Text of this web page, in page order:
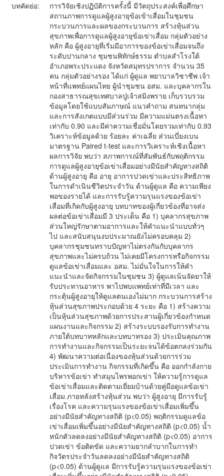
บทคัดย่อ:
การวิจัยเชิงปฏิบัติการครั้งนี้ มีวัตถุประสงค์เพื่อศึกษา
สถานภาพการดูแลผู้สูงอายุข้อเข้าเสื่อมในชุมชน
กระบวนการและผลของกระบวนการ สร้างหุ้นส่วน
สุขภาพเพื่อการดูแลผู้สูงอายุข้อเข่าเสื่อม กลุ่มตัวอย่าง
หลัก คือ ผู้สูงอายุที่เริ่มมีอาการของข้อเข่าเสื่อมจนถึง
ระดับปานกลาง ชุมชนพิทักษ์ธรรม ตำบลสำโรงใต้
อำเภอพระประแดง จังหวัดสมุทรปราการ จำนวน 35
คน กลุ่มตัวอย่างรอง ได้แก่ ผู้ดูแล พยาบาลวิชาชีพ เจ้า
หน้าที่แพทย์แผนไทย ผู้นำชุมชน อสม. และบุคลากรใน
กองสาธารณสุขเทศบาลปู่เจ้าสมิงพราย เก็บรวบรวม
ข้อมูลโดยใช้แบบสัมภาษณ์ แนวคำถาม สนทนากลุ่ม
และการสังเกตแบบมีส่วนร่วม มีความแม่นตรงเนื้อหา
เท่ากับ 0.90 และมีค่าความเชื่อมั่นโดยรวมเท่ากับ 0.93
วิเคราะห์ข้อมูลด้วย ร้อยละ ค่าเฉลี่ย ส่วนเบี่ยงเบน
มาตรฐาน Paired t-test และการวิเคราะห์เชิงเนื้อหา
ผลการวิจัย พบว่า สภาพการณ์ที่สัมพันธ์กับพฤติกรรม
การดูแลผู้สูงอายุข้อเข่าเสื่อมอย่างมีนัยสำคัญทางสถิติ
ด้านผู้สูงอายุ คือ อายุ อาการปวดเข่าและประสิทธิภาพ
ในการดำเนินชีวิตประจำวัน ด้านผู้ดูแล คือ ความเพียง
พอของรายได้ และการรับรู้ความรุนแรงของข้อเข่า
เสื่อมที่เกิดกับผู้สูงอายุ บทบาทของผู้เกี่ยวข้องที่อาจส่ง
ผลต่อข้อเข่าเสื่อมมี 3 ประเด็น คือ 1) บุคลากรสุขภาพ
ส่วนใหญ่รักษาตามอาการและให้คำแนะนำแบบทั่วๆ
ไป และสนับสนุนงบประมาณยังไม่ครอบคลุม 2)
บุคลากรชุมชนทราบปัญหาไม่ตรงกันกับบุคลากร
สุขภาพและไม่ครบถ้วน ไม่เคยมีโครงการหรือกิจกรรม
ดูแลข้อเข่าเสื่อมและ อสม. ไม่มั่นใจในการให้คำ
แนะนำและจัดกิจกรรมในชุมชน 3) ผู้ดูแลเน้นจัดยาให้
รับประทานอาหาร พาไปพบแพทย์เท่าที่มีเวลา และ
กระตุ้นผู้สูงอายุให้ดูแลตนเองไม่มาก กระบวนการสร้าง
หุ้นส่วนสุขภาพประกอบด้วย 4 ระยะ คือ 1) สร้างความ
เป็นหุ้นส่วนสุขภาพด้วยการประสานผู้เกี่ยวข้องกำหนด
แผนงานและกิจกรรม 2) สร้างระบบรองรับการทำงาน
ภายใต้บทบาทหลักและบทบาทรอง 3) ประเมินคุณภาพ
การทำงานและกิจกรรมเป็นระยะจนได้ข้อตกลงร่วมกัน
4) พัฒนาความต่อเนื่องของหุ้นส่วนด้วยการร่วม
ประเมินการทำงาน กิจกรรมที่เกิดขึ้น คือ ออกกำลังกาย
บริหารข้อเข่า ทำสมุนไพรพอกเข่า ให้ความรู้การดูแล
ข้อเข่าเสื่อมและติดตามเยี่ยมบ้านด้วยคู่มือดูแลข้อเข่า
เสื่อม ภายหลังสร้างหุ้นส่วน พบว่า ผู้สูงอายุ มีการรับรู้
เรื่องโรค และความรุนแรงของข้อเข่าเสื่อมเพิ่มขึ้น
อย่างมีนัยสำคัญทางสถิติ (p<0.05) พฤติกรรมดูแลข้อ
เข่าเสื่อมเพิ่มขึ้นอย่างมีนัยสำคัญทางสถิติ (p<0.05) น้ำ
หนักตัวลดลงอย่างมีนัยสำคัญทางสถิติ (p<0.05) อาการ
ปวดเข่า ข้อติดขัด และความยากลำบากในการทำ
กิจวัตรประจำวันลดลงอย่างมีนัยสำคัญทางสถิติ
(p<0.05) ด้านผู้ดูแล มีการรับรู้ความรุนแรงของข้อเข่า